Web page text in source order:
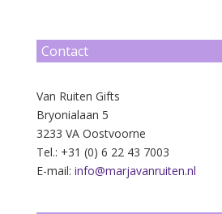
Contact
Van Ruiten Gifts
Bryonialaan 5
3233 VA Oostvoorne
Tel.: +31 (0) 6 22 43 7003
E-mail: info@marjavanruiten.nl